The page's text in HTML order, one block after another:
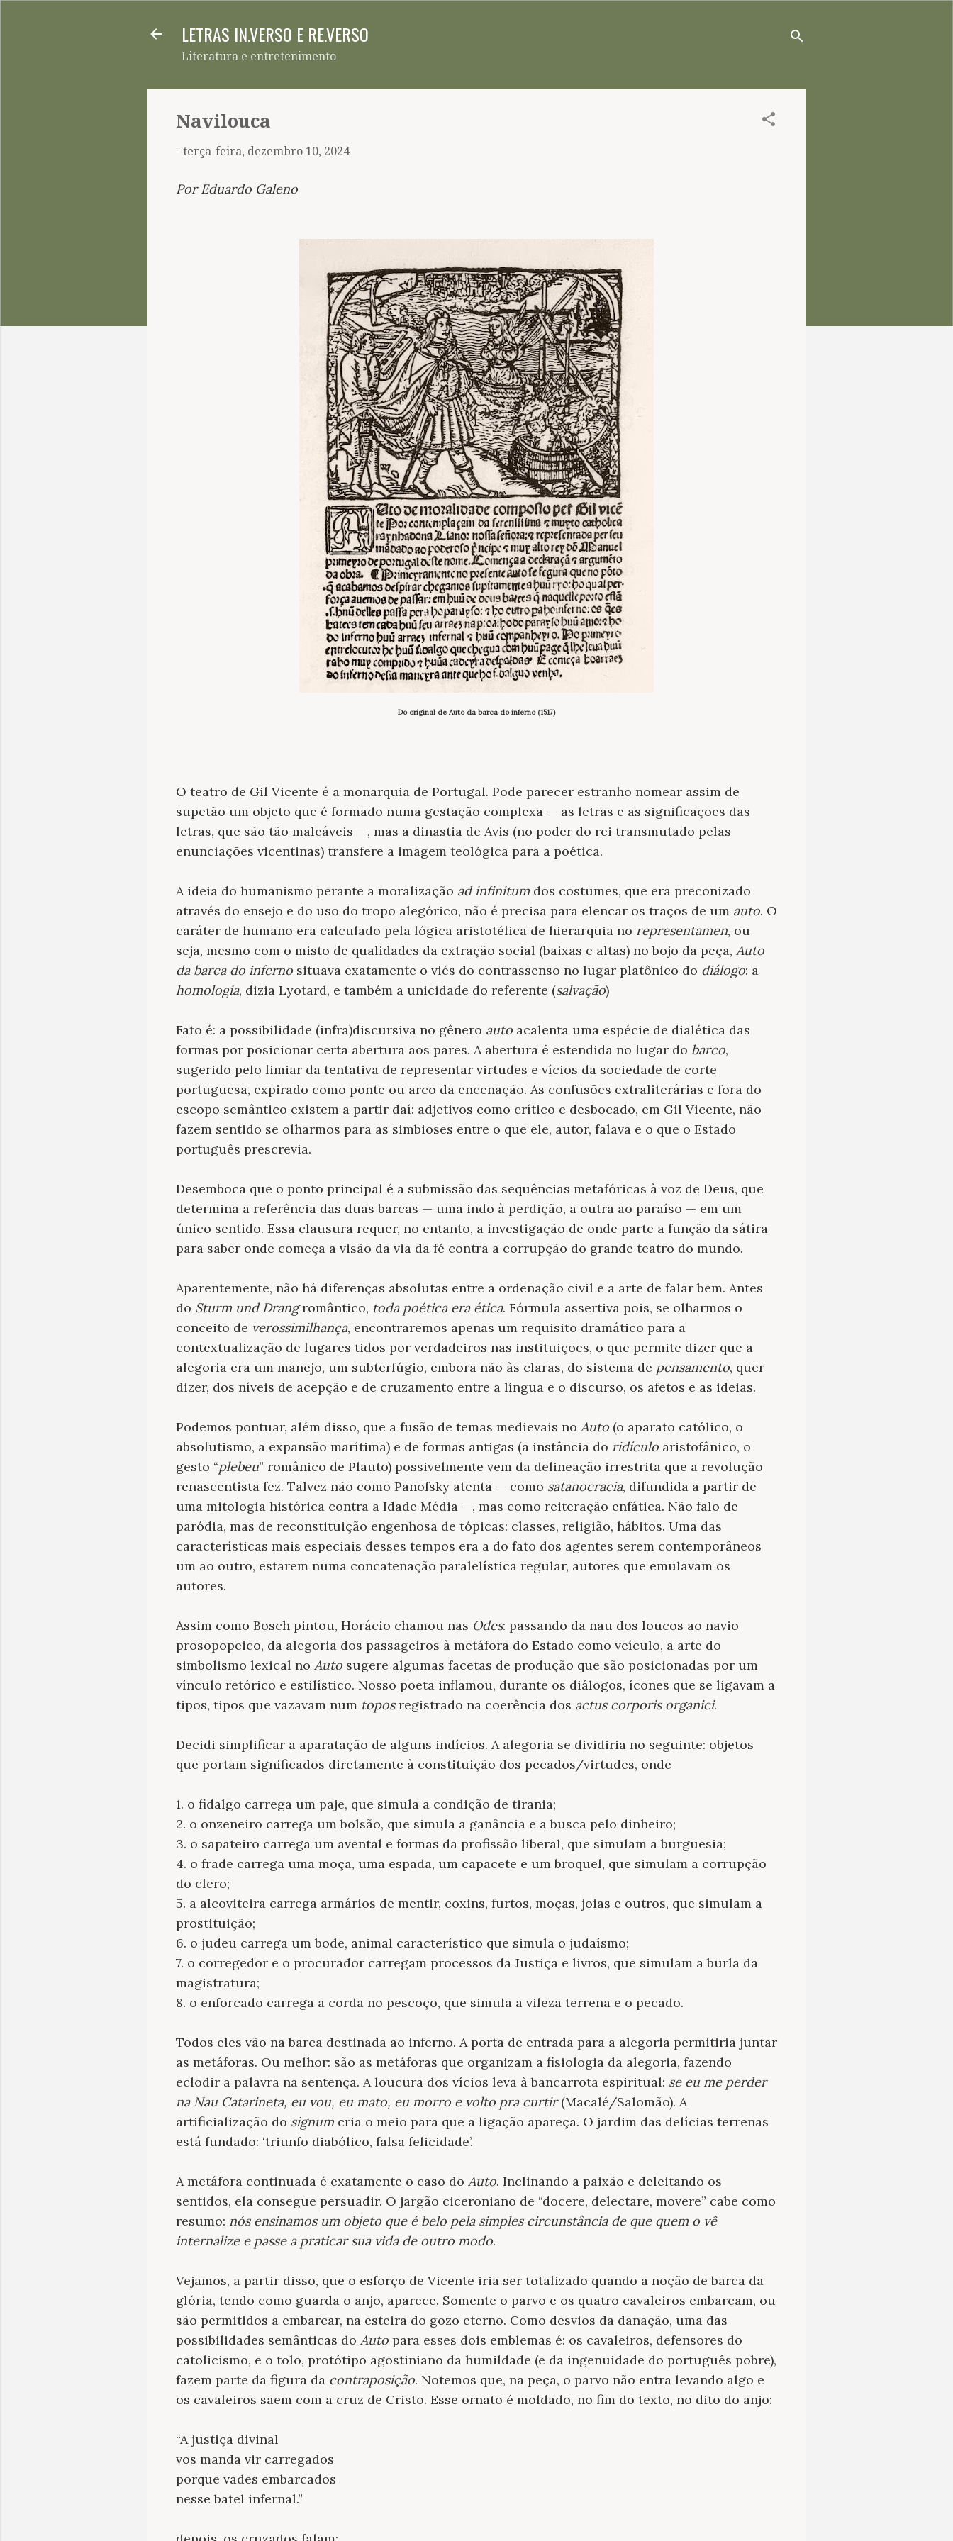
LETRAS IN.VERSO E RE.VERSO
Literatura e entretenimento
Navilouca
- terça-feira, dezembro 10, 2024
Por Eduardo Galeno
Do original de Auto da barca do inferno (1517)
O teatro de Gil Vicente é a monarquia de Portugal. Pode parecer estranho nomear assim de
supetão um objeto que é formado numa gestação complexa — as letras e as significações das
letras, que são tão maleáveis —, mas a dinastia de Avis (no poder do rei transmutado pelas
enunciações vicentinas) transfere a imagem teológica para a poética.
A ideia do humanismo perante a moralização ad infinitum dos costumes, que era preconizado
através do ensejo e do uso do tropo alegórico, não é precisa para elencar os traços de um auto. O
caráter de humano era calculado pela lógica aristotélica de hierarquia no representamen, ou
seja, mesmo com o misto de qualidades da extração social (baixas e altas) no bojo da peça, Auto
da barca do inferno situava exatamente o viés do contrassenso no lugar platônico do diálogo: a
homologia, dizia Lyotard, e também a unicidade do referente (salvação)
Fato é: a possibilidade (infra)discursiva no gênero auto acalenta uma espécie de dialética das
formas por posicionar certa abertura aos pares. A abertura é estendida no lugar do barco,
sugerido pelo limiar da tentativa de representar virtudes e vícios da sociedade de corte
portuguesa, expirado como ponte ou arco da encenação. As confusões extraliterárias e fora do
escopo semântico existem a partir daí: adjetivos como crítico e desbocado, em Gil Vicente, não
fazem sentido se olharmos para as simbioses entre o que ele, autor, falava e o que o Estado
português prescrevia.
Desemboca que o ponto principal é a submissão das sequências metafóricas à voz de Deus, que
determina a referência das duas barcas — uma indo à perdição, a outra ao paraíso — em um
único sentido. Essa clausura requer, no entanto, a investigação de onde parte a função da sátira
para saber onde começa a visão da via da fé contra a corrupção do grande teatro do mundo.
Aparentemente, não há diferenças absolutas entre a ordenação civil e a arte de falar bem. Antes
do Sturm und Drangromântico, toda poética era ética. Fórmula assertiva pois, se olharmos o
conceito de verossimilhança, encontraremos apenas um requisito dramático para a
contextualização de lugares tidos por verdadeiros nas instituições, o que permite dizer que a
alegoria era um manejo, um subterfúgio, embora não às claras, do sistema de pensamento, quer
dizer, dos níveis de acepção e de cruzamento entre a língua e o discurso, os afetos e as ideias.
Podemos pontuar, além disso, que a fusão de temas medievais no Auto (o aparato católico, o
absolutismo, a expansão marítima) e de formas antigas (a instância do ridículo aristofânico, o
gesto “plebeu” românico de Plauto) possivelmente vem da delineação irrestrita que a revolução
renascentista fez. Talvez não como Panofsky atenta — como satanocracia, difundida a partir de
uma mitologia histórica contra a Idade Média —, mas como reiteração enfática. Não falo de
paródia, mas de reconstituição engenhosa de tópicas: classes, religião, hábitos. Uma das
características mais especiais desses tempos era a do fato dos agentes serem contemporâneos
um ao outro, estarem numa concatenação paralelística regular, autores que emulavam os
autores.
Assim como Bosch pintou, Horácio chamou nas Odes: passando da nau dos loucos ao navio
prosopopeico, da alegoria dos passageiros à metáfora do Estado como veículo, a arte do
simbolismo lexical no Auto sugere algumas facetas de produção que são posicionadas por um
vínculo retórico e estilístico. Nosso poeta inflamou, durante os diálogos, ícones que se ligavam a
tipos, tipos que vazavam num toposregistrado na coerência dos actus corporis organici.
Decidi simplificar a aparatação de alguns indícios. A alegoria se dividiria no seguinte: objetos
que portam significados diretamente à constituição dos pecados/virtudes, onde
1. o fidalgo carrega um paje, que simula a condição de tirania;
2. o onzeneiro carrega um bolsão, que simula a ganância e a busca pelo dinheiro;
3. o sapateiro carrega um avental e formas da profissão liberal, que simulam a burguesia;
4. o frade carrega uma moça, uma espada, um capacete e um broquel, que simulam a corrupção
do clero;
5. a alcoviteira carrega armários de mentir, coxins, furtos, moças, joias e outros, que simulam a
prostituição;
6. o judeu carrega um bode, animal característico que simula o judaísmo;
7. o corregedor e o procurador carregam processos da Justiça e livros, que simulam a burla da
magistratura;
8. o enforcado carrega a corda no pescoço, que simula a vileza terrena e o pecado.
Todos eles vão na barca destinada ao inferno. A porta de entrada para a alegoria permitiria juntar
as metáforas. Ou melhor: são as metáforas que organizam a fisiologia da alegoria, fazendo
eclodir a palavra na sentença. A loucura dos vícios leva à bancarrota espiritual: se eu me perder
na Nau Catarineta, eu vou, eu mato, eu morro e volto pra curtir(Macalé/Salomão). A
artificialização do signum cria o meio para que a ligação apareça. O jardim das delícias terrenas
está fundado: ‘triunfo diabólico, falsa felicidade’.
A metáfora continuada é exatamente o caso do Auto. Inclinando a paixão e deleitando os
sentidos, ela consegue persuadir. O jargão ciceroniano de “docere, delectare, movere” cabe como
resumo: nós ensinamos um objeto que é belo pela simples circunstância de que quem o vê
internalize e passe a praticar sua vida de outro modo.
Vejamos, a partir disso, que o esforço de Vicente iria ser totalizado quando a noção de barca da
glória, tendo como guarda o anjo, aparece. Somente o parvo e os quatro cavaleiros embarcam, ou
são permitidos a embarcar, na esteira do gozo eterno. Como desvios da danação, uma das
possibilidades semânticas do Auto para esses dois emblemas é: os cavaleiros, defensores do
catolicismo, e o tolo, protótipo agostiniano da humildade (e da ingenuidade do português pobre),
fazem parte da figura da contraposição. Notemos que, na peça, o parvo não entra levando algo e
os cavaleiros saem com a cruz de Cristo. Esse ornato é moldado, no fim do texto, no dito do anjo:
“A justiça divinal
vos manda vir carregados
porque vades embarcados
nesse batel infernal.”